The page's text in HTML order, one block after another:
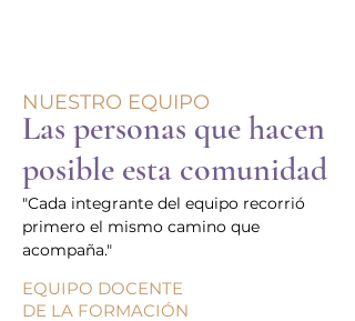
NUESTRO EQUIPO
Las personas que hacen
posible esta comunidad
"Cada integrante del equipo recorrió
primero el mismo camino que
acompaña."
EQUIPO DOCENTE
DE LA FORMACIÓN